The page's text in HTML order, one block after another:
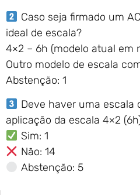
Caso seja firmado um
ideal de escala?
4×2 – 6h (modelo atual em
Outro modelo de escala
Abstenção: 1
Deve haver uma escala
aplicação da escala 4×2
Sim: 1
Não: 14
Abstenção: 5